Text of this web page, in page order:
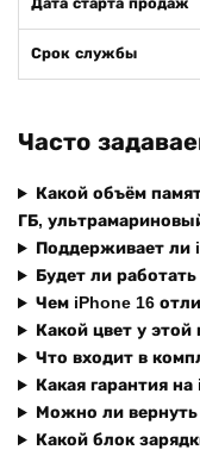
Дата старта продаж
Срок службы
Часто
Какой объём
ГБ,
Поддерживает ли
Будет ли
Чем iPhone 16
Какой цвет у этой
Что входит в
Какая гарантия на
Можно ли вернуть
Какой блок